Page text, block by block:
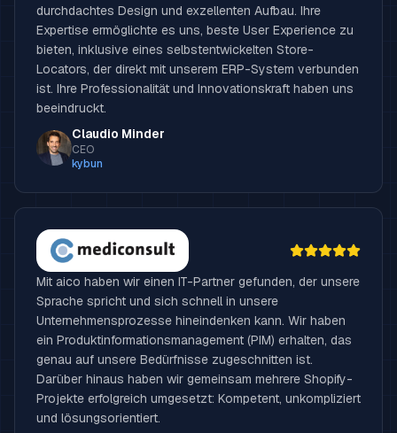
durchdachtes Design und exzellenten Aufbau. Ihre
Expertise ermöglichte es uns, beste User Experience zu
bieten, inklusive eines selbstentwickelten Store-
Locators, der direkt mit unserem ERP-System verbunden
ist. Ihre Professionalität und Innovationskraft haben uns
beeindruckt.
Claudio Minder
CEO
kybun
Mit aico haben wir einen IT-Partner gefunden, der unsere
Sprache spricht und sich schnell in unsere
Unternehmensprozesse hineindenken kann. Wir haben
ein Produktinformationsmanagement (PIM) erhalten, das
genau auf unsere Bedürfnisse zugeschnitten ist.
Darüber hinaus haben wir gemeinsam mehrere Shopify-
Projekte erfolgreich umgesetzt: Kompetent, unkompliziert
und lösungsorientiert.